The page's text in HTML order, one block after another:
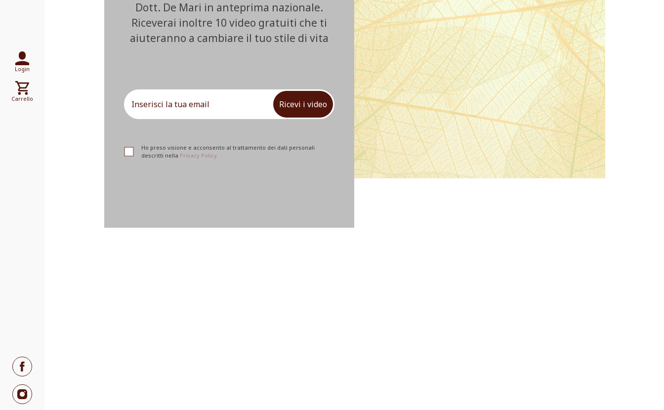
Login
Carrello
Dott. De Mari in anteprima nazionale.
Riceverai inoltre 10 video gratuiti che ti
aiuteranno a cambiare il tuo stile di vita
Ricevi i video
Ho preso visione e acconsento al trattamento dei dati personali
descritti nella Privacy Policy